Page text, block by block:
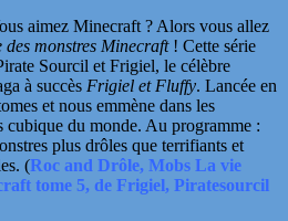
aimez Minecraft ? Alors vous allez
des monstres Minecraft ! Cette série
Sourcil et Frigiel, le célèbre
à succès Frigiel et Fluffy. Lancée en
et nous emmène dans les
cubique du monde. Au programme :
plus drôles que terrifiants et
(Roc and Drôle, Mobs La vie
tome 5, de Frigiel, Piratesourcil